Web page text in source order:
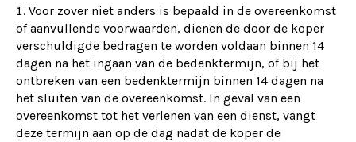
Voor zover niet anders is bepaald in de overeenkomst
of aanvullende voorwaarden, dienen de door de koper
verschuldigde bedragen te worden voldaan binnen 14
dagen na het ingaan van de bedenktermijn, of bij het
ontbreken van een bedenktermijn binnen 14 dagen na
het sluiten van de overeenkomst. In geval van een
overeenkomst tot het verlenen van een dienst, vangt
deze termijn aan op de dag nadat de koper de